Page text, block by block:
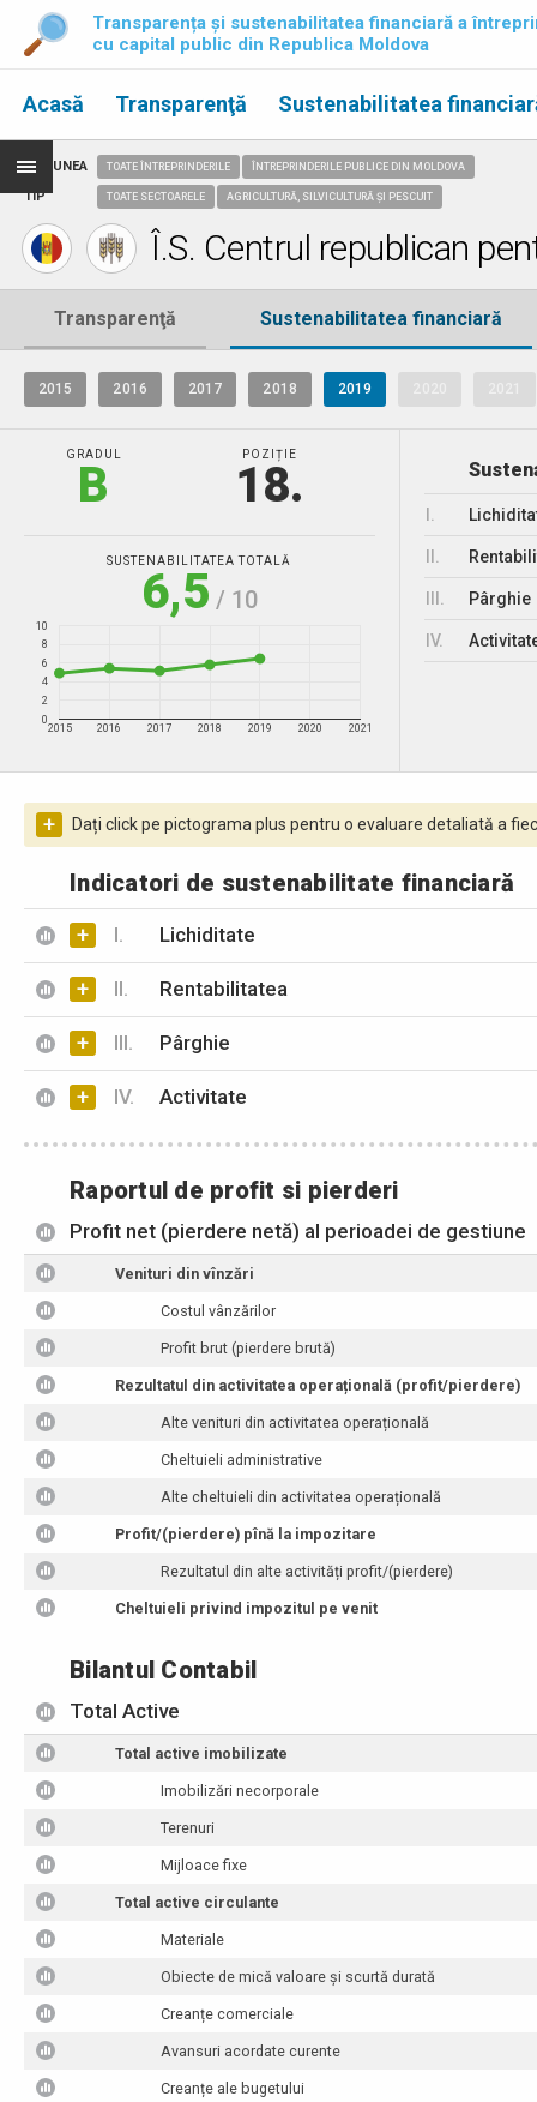
Transparența și sustenabilitatea financiară a
cu capital public din Republica Moldova
Acasă Transparenţă Sustenabilitatea
REGIUNEA
TIP
TOATE ÎNTREPRINDERILE ÎNTREPRINDERILE PUBLICE DIN MOLDOVA
TOATE SECTOARELE AGRICULTURĂ, SILVICULTURĂ ȘI PESCUIT
Î.S. Centrul republican
Transparenţă Sustenabilitatea financiară
2015 2016 2017 2018 2019
GRADUL
B
POZIȚIE
18.
SUSTENABILITATEA TOTALĂ
6,5 / 10
2015 2016 2017 2018 2019 2020 2021
0
2
4
6
8
10
Pârghie
IV.
+ Dați click pe pictograma plus pentru o evaluare detaliată a
Indicatori de sustenabilitate financiară
+ I. Lichiditate
+ II. Rentabilitatea
+ III. Pârghie
+ IV. Activitate
Raportul de profit si pierderi
Profit net (pierdere netă) al perioadei de gestiune
Venituri din vînzări
Costul vânzărilor
Profit brut (pierdere brută)
Rezultatul din activitatea operațională (profit/pierdere)
Alte venituri din activitatea operațională
Cheltuieli administrative
Alte cheltuieli din activitatea operațională
Profit/(pierdere) pînă la impozitare
Rezultatul din alte activități profit/(pierdere)
Cheltuieli privind impozitul pe venit
Bilantul Contabil
Total Active
Total active imobilizate
Imobilizări necorporale
Terenuri
Mijloace fixe
Total active circulante
Materiale
Obiecte de mică valoare și scurtă durată
Creanțe comerciale
Avansuri acordate curente
Creanțe ale bugetului